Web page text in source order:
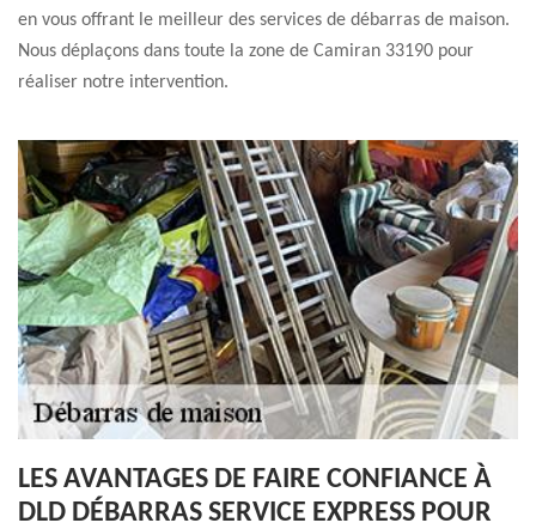
en vous offrant le meilleur des services de débarras de maison.
Nous déplaçons dans toute la zone de Camiran 33190 pour
réaliser notre intervention.
LES AVANTAGES DE FAIRE CONFIANCE À
DLD DÉBARRAS SERVICE EXPRESS POUR